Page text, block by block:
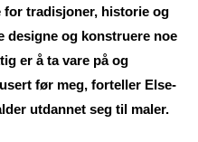
for tradisjoner, historie og
designe og konstruere noe
er å ta vare på og
før meg, forteller Else-
utdannet seg til maler.